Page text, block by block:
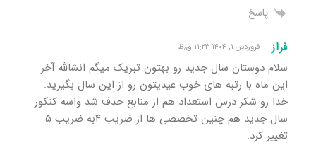
پاسخ
فراز فروردین ۱, ۱۴۰۴ ۱۱:۲۳ ق٫ظ
سلام دوستان سال جدید رو بهتون تبریک میگم انشالله آخر
این ماه با رتبه های خوب عیدیتون رو از این سال بگیرید.
خدا رو شکر درس استعداد هم از منابع حذف شد واسه کنکور
سال جدید هم چنین تخصصی ها از ضریب ۴به ضریب ۵
تغییر کرد.